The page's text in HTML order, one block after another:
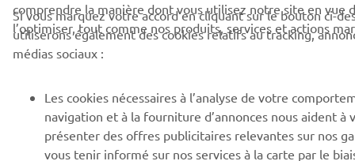
comprendre la manière dont vous utilisez notre site en vue
l’optimiser, tout comme nos produits, services et actions
Si vous marquez votre accord en cliquant sur le bouton ci-
utiliserons également des cookies relatifs au tracking,
médias sociaux :
Les cookies nécessaires à l’analyse de votre
navigation et à la fourniture d’annonces nous aident à
présenter des offres publicitaires relevantes sur nos
vous tenir informé sur nos services à la carte par le